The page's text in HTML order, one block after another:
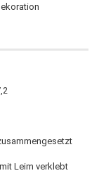
Leim verklebt